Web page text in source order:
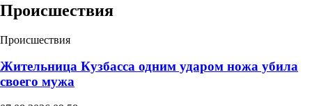
Происшествия
Происшествия
Жительница Кузбасса одним ударом ножа убила
своего мужа